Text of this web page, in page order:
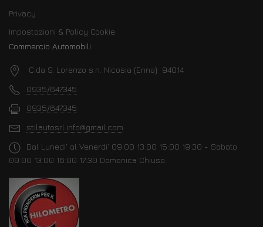
Privacy
Impostazioni & Policy Cookie
Commercio Automobili
C.da S. Lorenzo s.n. Nicosia (Enna) 94014
0935/647345
0935/647345
stilautosrl.info@gmail.com
Dal Lunedi' al Venerdi' 09.00 13.00 15:00 19:30 - Sabato
09:00 13:00 16:00 17:30 Domenica Chiuso.